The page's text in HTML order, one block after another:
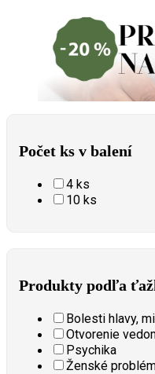
Počet ks v balení
4 ks
10 ks
Produkty podľa
Bolesti hlavy,
Otvorenie
Psychika
Ženské